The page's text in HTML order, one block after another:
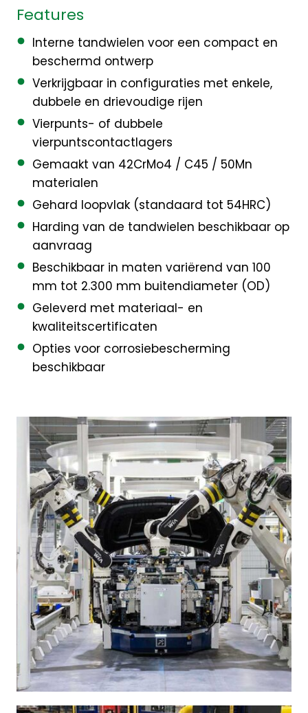
Features
Interne tandwielen voor een compact en
beschermd ontwerp
Verkrijgbaar in configuraties met enkele,
dubbele en drievoudige rijen
Vierpunts- of dubbele
vierpuntscontactlagers
Gemaakt van 42CrMo4 / C45 / 50Mn
materialen
Gehard loopvlak (standaard tot 54HRC)
Harding van de tandwielen beschikbaar op
aanvraag
Beschikbaar in maten variërend van 100
mm tot 2.300 mm buitendiameter (OD)
Geleverd met materiaal- en
kwaliteitscertificaten
Opties voor corrosiebescherming
beschikbaar